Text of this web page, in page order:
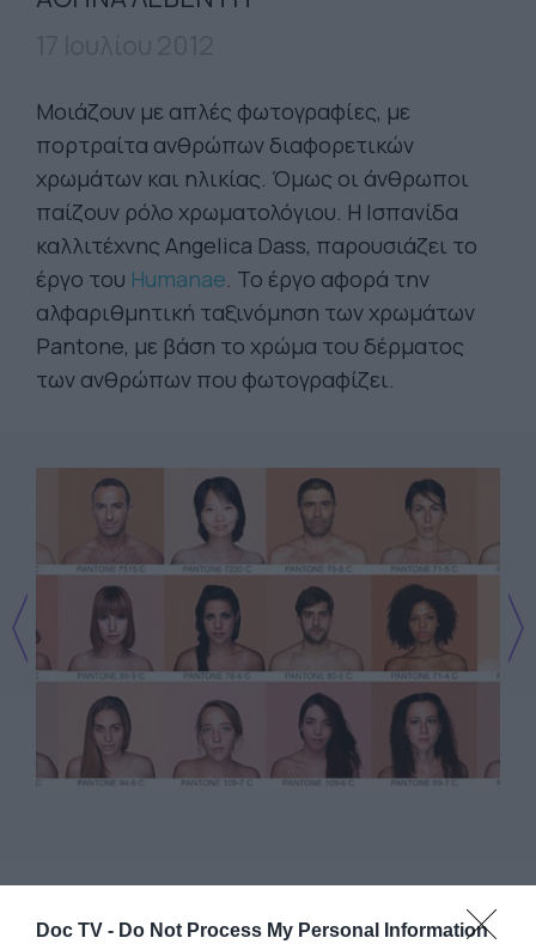
Doc TV - Do Not Process My Personal Information
Μοιάζουν με απλές φωτογραφίες, με
πορτραίτα ανθρώπων διαφορετικών
χρωμάτων και ηλικίας. Όμως οι άνθρωποι
παίζουν ρόλο χρωματολόγιου. Η Ισπανίδα
καλλιτέχνης Angelica Dass, παρουσιάζει το
έργο του Humanae. Το έργο αφορά την
αλφαριθμητική ταξινόμηση των χρωμάτων
Pantone, με βάση το χρώμα του δέρματος
των ανθρώπων που φωτογραφίζει.